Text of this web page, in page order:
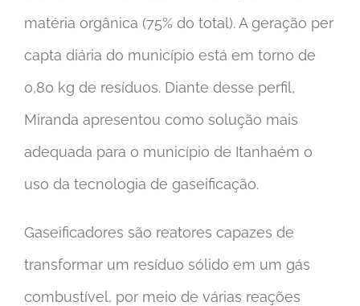
matéria orgânica (75% do total). A geração per
capta diária do município está em torno de
0,80 kg de resíduos. Diante desse perfil,
Miranda apresentou como solução mais
adequada para o município de Itanhaém o
uso da tecnologia de gaseificação.
Gaseificadores são reatores capazes de
transformar um resíduo sólido em um gás
combustível, por meio de várias reações